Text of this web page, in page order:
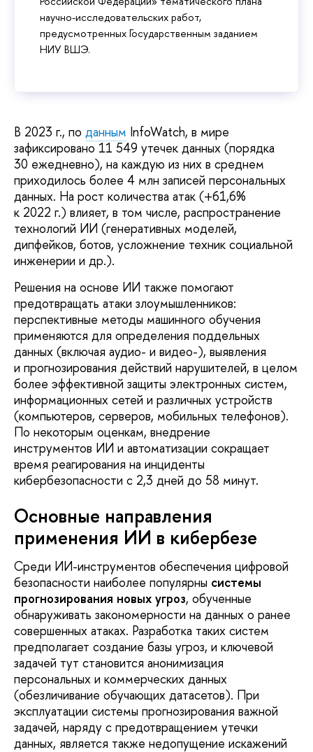
научно-исследовательских работ,
предусмотренных Государственным заданием
НИУ ВШЭ.
В 2023 г., по данным InfoWatch, в мире
зафиксировано 11 549 утечек данных (порядка
30 ежедневно), на каждую из них в среднем
приходилось более 4 млн записей персональных
данных. На рост количества атак (+61,6%
к 2022 г.) влияет, в том числе, распространение
технологий ИИ (генеративных моделей,
дипфейков, ботов, усложнение техник социальной
инженерии и др.).
Решения на основе ИИ также помогают
предотвращать атаки злоумышленников:
перспективные методы машинного обучения
применяются для определения поддельных
данных (включая аудио- и видео-), выявления
и прогнозирования действий нарушителей, в целом
более эффективной защиты электронных систем,
информационных сетей и различных устройств
(компьютеров, серверов, мобильных телефонов).
По некоторым оценкам, внедрение
инструментов ИИ и автоматизации сокращает
время реагирования на инциденты
кибербезопасности с 2,3 дней до 58 минут.
Основные направления
применения ИИ в кибербезе
Среди ИИ-инструментов обеспечения цифровой
безопасности наиболее популярны системы
прогнозирования новых угроз, обученные
обнаруживать закономерности на данных о ранее
совершенных атаках. Разработка таких систем
предполагает создание базы угроз, и ключевой
задачей тут становится анонимизация
персональных и коммерческих данных
(обезличивание обучающих датасетов). При
эксплуатации системы прогнозирования важной
задачей, наряду с предотвращением утечки
данных, является также недопущение искажений